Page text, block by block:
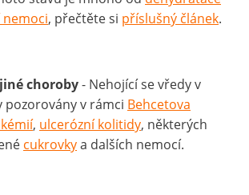
, přečtěte si příslušný článek.
choroby- Nehojící se vředy v
pozorovány v rámci Behcetova
, ulcerózní kolitidy, některých
cukrovkya dalších nemocí.